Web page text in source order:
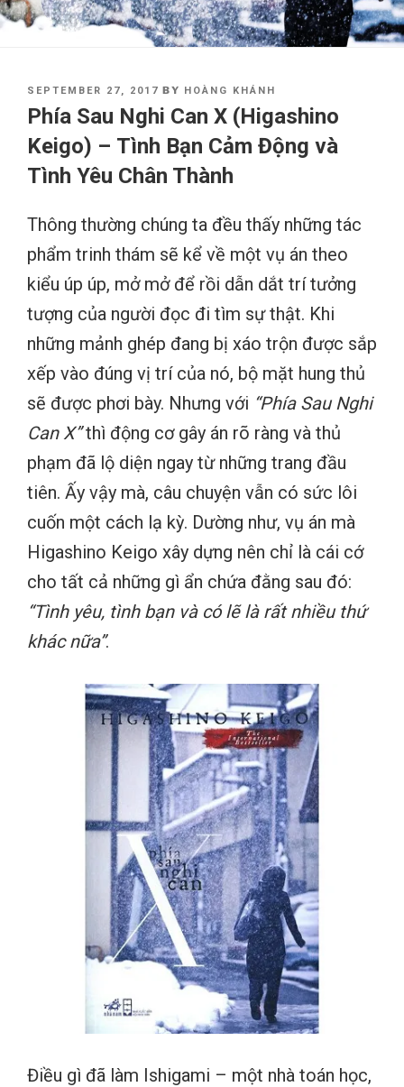
POSTED
ON
SEPTEMBER 27, 2017 BY HOÀNG KHÁNH
Phía Sau Nghi Can X (Higashino
Keigo) – Tình Bạn Cảm Động và
Tình Yêu Chân Thành
Thông thường chúng ta đều thấy những tác
phẩm trinh thám sẽ kể về một vụ án theo
kiểu úp úp, mở mở để rồi dẫn dắt trí tưởng
tượng của người đọc đi tìm sự thật. Khi
những mảnh ghép đang bị xáo trộn được sắp
xếp vào đúng vị trí của nó, bộ mặt hung thủ
sẽ được phơi bày. Nhưng với “Phía Sau Nghi
Can X”thì động cơ gây án rõ ràng và thủ
phạm đã lộ diện ngay từ những trang đầu
tiên. Ấy vậy mà, câu chuyện vẫn có sức lôi
cuốn một cách lạ kỳ. Dường như, vụ án mà
Higashino Keigo xây dựng nên chỉ là cái cớ
cho tất cả những gì ẩn chứa đằng sau đó:
“Tình yêu, tình bạn và có lẽ là rất nhiều thứ
khác nữa”.
Điều gì đã làm Ishigami – một nhà toán học,